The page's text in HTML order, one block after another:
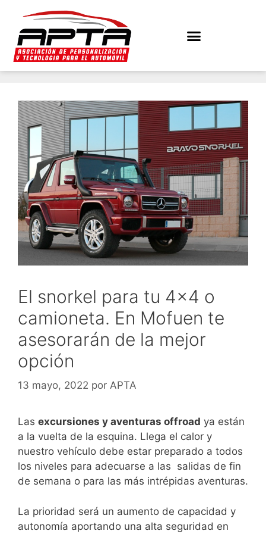
El snorkel para tu 4×4 o
camioneta. En Mofuen te
asesorarán de la mejor
opción
13 mayo, 2022 por APTA
Las excursiones y aventuras offroad ya están
a la vuelta de la esquina. Llega el calor y
nuestro vehículo debe estar preparado a todos
los niveles para adecuarse a las salidas de fin
de semana o para las más intrépidas aventuras.
La prioridad será un aumento de capacidad y
autonomía aportando una alta seguridad en